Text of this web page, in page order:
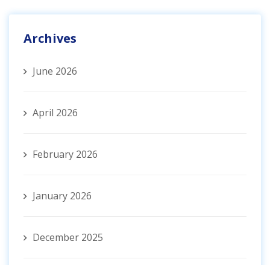
Archives
June 2026
April 2026
February 2026
January 2026
December 2025